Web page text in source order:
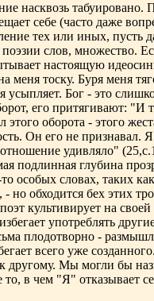
насквозь табуировано.
себе (часто даже
тех или иных, пусть
слов, множество.
настоящую
меня тоску. Буря меня
усыпляет. Бог - это
его притягивают: "И
оборота - этого
Он его не признавал.
удивляло"
подлинная глубина
особых словах, таких
но обходится бех этих
культивирует на
употреблять
плодотворно -
всего уже
другому. Мы могли бы
в чем "Я" отказывает